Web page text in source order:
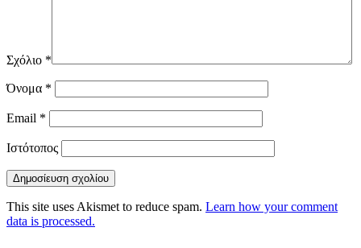
Σχόλιο *
Όνομα *
Email *
Ιστότοπος
This site uses Akismet to reduce spam. Learn how your comment
data is processed.